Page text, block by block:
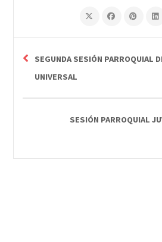
SEGUNDA SESIÓN PARROQUIAL
UNIVERSAL
SESIÓN PARROQUIAL